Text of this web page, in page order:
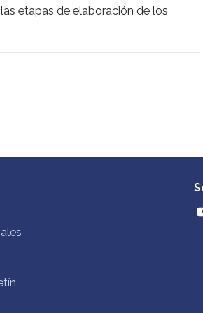
etapas de elaboración de los